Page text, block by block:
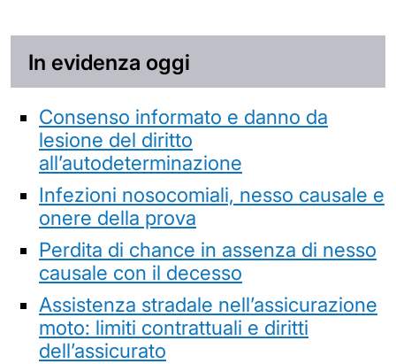
In evidenza oggi
Consenso informato e danno da
lesione del diritto
all’autodeterminazione
Infezioni nosocomiali, nesso causale e
onere della prova
Perdita di chance in assenza di nesso
causale con il decesso
Assistenza stradale nell’assicurazione
moto: limiti contrattuali e diritti
dell’assicurato